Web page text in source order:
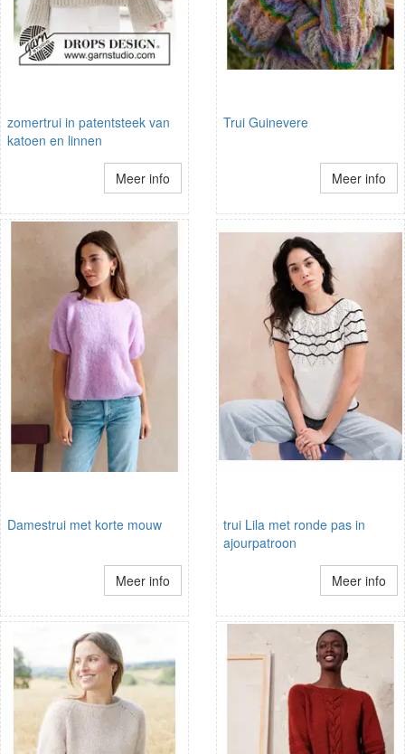
zomertrui in patentsteek van
katoen en linnen
Meer info
Trui Guinevere
Meer info
Damestrui met korte mouw
Meer info
trui Lila met ronde pas in
ajourpatroon
Meer info